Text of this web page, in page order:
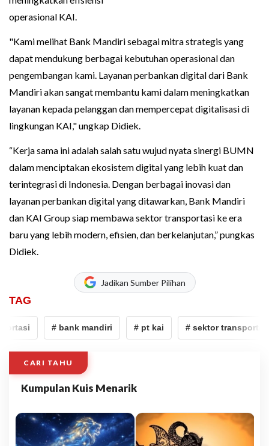
operasional KAI.
"Kami melihat Bank Mandiri sebagai mitra strategis yang
dapat mendukung berbagai kebutuhan operasional dan
pengembangan kami. Layanan perbankan digital dari Bank
Mandiri akan sangat membantu kami dalam meningkatkan
layanan kepada pelanggan dan mempercepat digitalisasi di
lingkungan KAI," ungkap Didiek.
“Kerja sama ini adalah salah satu wujud nyata sinergi BUMN
dalam menciptakan ekosistem digital yang lebih kuat dan
terintegrasi di Indonesia. Dengan berbagai inovasi dan
layanan perbankan digital yang ditawarkan, Bank Mandiri
dan KAI Group siap membawa sektor transportasi ke era
baru yang lebih modern, efisien, dan berkelanjutan,” pungkas
Didiek.
Jadikan Sumber Pilihan
TAG
# bank mandiri # pt kai # sektor transportasi
CARI TAHU
Kumpulan Kuis Menarik